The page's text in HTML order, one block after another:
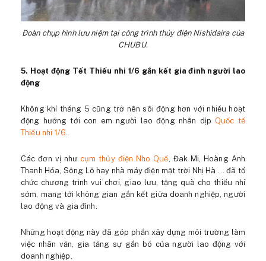
Đoàn chụp hình lưu niệm tại công trình thủy điện Nishidaira của
CHUBU.
5. Hoạt động Tết Thiếu nhi 1/6 gắn kết gia đình người lao
động
Không khí tháng 5 cũng trở nên sôi động hơn với nhiều hoạt
động hướng tới con em người lao động nhân dịp Quốc tế
Thiếu nhi 1/6
Các đơn vị như cụm thủy điện Nho Quế , Đak Mi, Hoàng Anh
Thanh Hóa, Sông Lô hay nhà máy điện mặt trời Nhị Hà … đã tổ
chức chương trình vui chơi, giao lưu, tặng quà cho thiếu nhi
sớm, mang tới không gian gắn kết giữa doanh nghiệp, người
lao động và gia đình.
Những hoạt động này đã góp phần xây dựng môi trường làm
việc nhân văn, gia tăng sự gắn bó của người lao động với
doanh nghiệp.